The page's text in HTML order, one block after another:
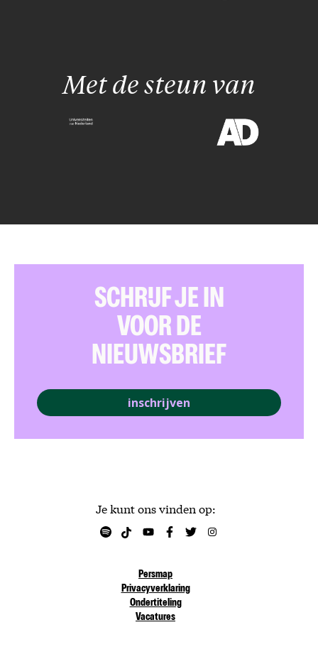
Met de steun van
Je kunt ons vinden op:
Persmap
Privacyverklaring
Ondertiteling
Vacatures
SCHRIJF JE IN
VOOR DE
NIEUWSBRIEF
inschrijven